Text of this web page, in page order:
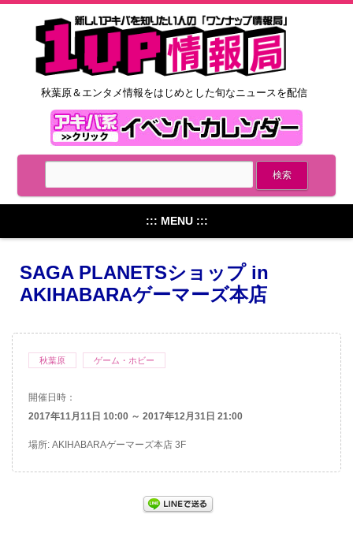
秋葉原＆エンタメ情報をはじめとした旬なニュースを配信
::: MENU :::
SAGA PLANETSショップ in ​
AKIHABARAゲーマーズ​本店
秋葉原 ゲーム・ホビー
開催日時：
2017年11月11日 10:00 ～ 2017年12月31日 21:00
場所: AKIHABARAゲーマーズ​本店 3F